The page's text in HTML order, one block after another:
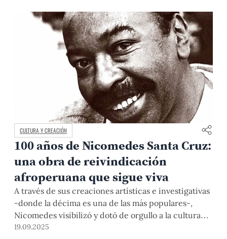
CULTURA Y CREACIÓN
100 años de Nicomedes Santa Cruz:
una obra de reivindicación
afroperuana que sigue viva
A través de sus creaciones artísticas e investigativas
-donde la décima es una de las más populares-,
Nicomedes visibilizó y dotó de orgullo a la cultura
afroperuana. Conocer su obra es interesarnos por
19.09.2025